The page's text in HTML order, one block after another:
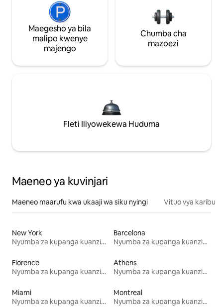
Maegesho ya bila
malipo kwenye
majengo
Chumba cha
mazoezi
Fleti Iliyowekewa Huduma
Maeneo ya kuvinjari
Maeneo maarufu kwa ukaaji wa siku nyingi Vituo vya karibu
New York
Nyumba za kupanga kuanzia mwezi mmoja
Barcelona
Nyumba za kupanga kuanzia mwezi mmoja
Florence
Nyumba za kupanga kuanzia mwezi mmoja
Athens
Nyumba za kupanga kuanzia mwezi mmoja
Miami
Nyumba za kupanga kuanzia mwezi mmoja
Montreal
Nyumba za kupanga kuanzia mwezi mmoja